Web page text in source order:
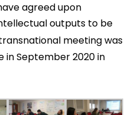
agreed upon
outputs to be
meeting was
in September 2020 in